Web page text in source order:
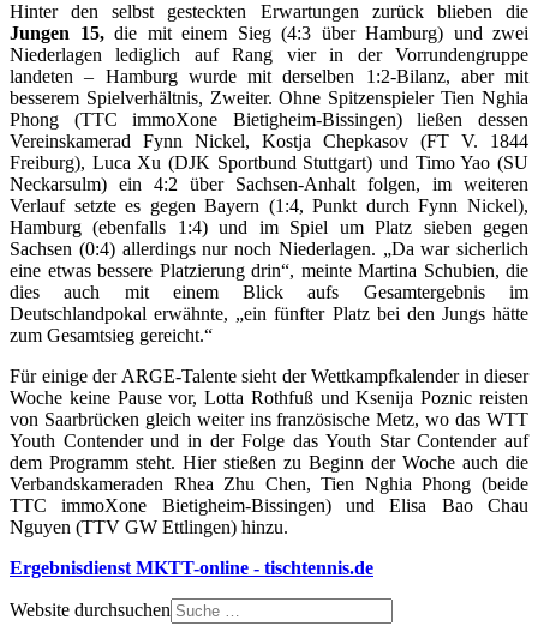
Hinter den selbst gesteckten Erwartungen zurück blieben die
Jungen 15, die mit einem Sieg (4:3 über Hamburg) und zwei
Niederlagen lediglich auf Rang vier in der Vorrundengruppe
landeten – Hamburg wurde mit derselben 1:2-Bilanz, aber mit
besserem Spielverhältnis, Zweiter. Ohne Spitzenspieler Tien Nghia
Phong (TTC immoXone Bietigheim-Bissingen) ließen dessen
Vereinskamerad Fynn Nickel, Kostja Chepkasov (FT V. 1844
Freiburg), Luca Xu (DJK Sportbund Stuttgart) und Timo Yao (SU
Neckarsulm) ein 4:2 über Sachsen-Anhalt folgen, im weiteren
Verlauf setzte es gegen Bayern (1:4, Punkt durch Fynn Nickel),
Hamburg (ebenfalls 1:4) und im Spiel um Platz sieben gegen
Sachsen (0:4) allerdings nur noch Niederlagen. „Da war sicherlich
eine etwas bessere Platzierung drin“, meinte Martina Schubien, die
dies auch mit einem Blick aufs Gesamtergebnis im
Deutschlandpokal erwähnte, „ein fünfter Platz bei den Jungs hätte
zum Gesamtsieg gereicht.“
Für einige der ARGE-Talente sieht der Wettkampfkalender in dieser
Woche keine Pause vor, Lotta Rothfuß und Ksenija Poznic reisten
von Saarbrücken gleich weiter ins französische Metz, wo das WTT
Youth Contender und in der Folge das Youth Star Contender auf
dem Programm steht. Hier stießen zu Beginn der Woche auch die
Verbandskameraden Rhea Zhu Chen, Tien Nghia Phong (beide
TTC immoXone Bietigheim-Bissingen) und Elisa Bao Chau
Nguyen (TTV GW Ettlingen) hinzu.
Ergebnisdienst MKTT-online - tischtennis.de
Website durchsuchen